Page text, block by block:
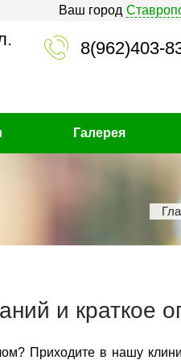
Ваш город
8(962)403-
Галерея
и краткое
Приходите в нашу